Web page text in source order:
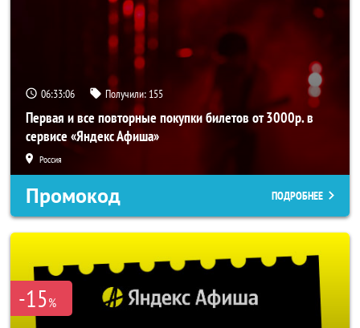
06:33:05 Получили: 155
Первая и все повторные покупки билетов от 3000р. в
сервисе «Яндекс Афиша»
Россия
Промокод ПОДРОБНЕЕ
-15%